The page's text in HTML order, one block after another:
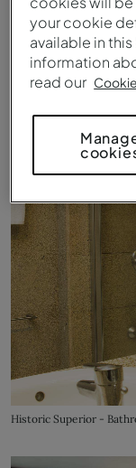
Historic Superior -
Historic Superior -